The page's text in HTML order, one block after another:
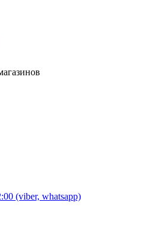
(viber, whatsapp)